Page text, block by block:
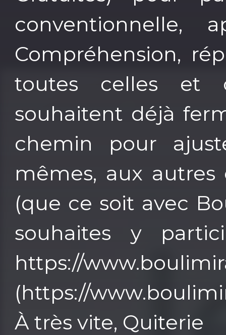
conventionnelle,
Compréhension,
toutes celles et
souhaitent déjà
chemin pour
mêmes, aux
(que ce soit avec
souhaites y
https://
(https://
À très vite, Quiterie